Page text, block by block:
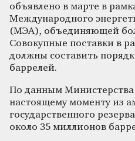
объявлено в марте в
Международного
(МЭА), объединяющей
Совокупные поставки в
должны составить
баррелей.
По данным
настоящему моменту из
государственного
около 35 миллионов